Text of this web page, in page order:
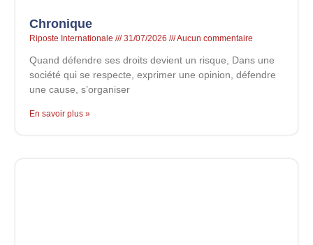
Chronique
Riposte Internationale 31/07/2026 Aucun commentaire
Quand défendre ses droits devient un risque, Dans une
société qui se respecte, exprimer une opinion, défendre
une cause, s’organiser
En savoir plus »